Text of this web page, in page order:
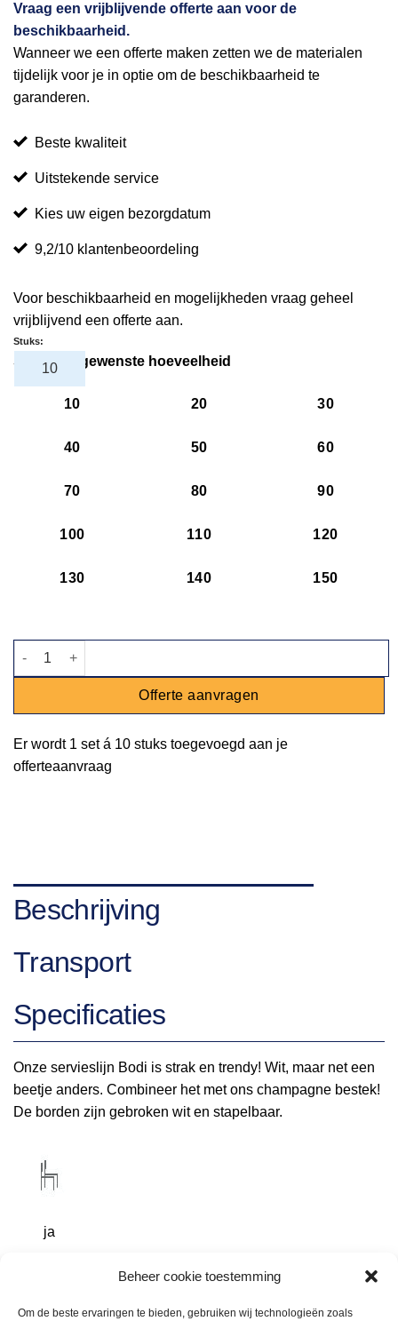
Beheer cookie toestemming
Om de beste ervaringen te bieden, gebruiken wij technologieën zoals
Vraag een vrijblijvende offerte aan voor de
beschikbaarheid.
Wanneer we een offerte maken zetten we de materialen
tijdelijk voor je in optie om de beschikbaarheid te
garanderen.
Beste kwaliteit
Uitstekende service
Kies uw eigen bezorgdatum
9,2/10 klantenbeoordeling
Voor beschikbaarheid en mogelijkheden vraag geheel
vrijblijvend een offerte aan.
Selecteer gewenste hoeveelheid
10 20 30
40 50 60
70 80 90
100 110 120
130 140 150
Stuks:
Bord Bodi - Ø 25 cm aantal
Offerte aanvragen
Er wordt 1 setá 10 stuks toegevoegd aan je
offerteaanvraag
Beschrijving
Transport
Specificaties
Onze servieslijn Bodi is strak en trendy! Wit, maar net een
beetje anders. Combineer het met ons champagne bestek!
De borden zijn gebroken wit en stapelbaar.
ja